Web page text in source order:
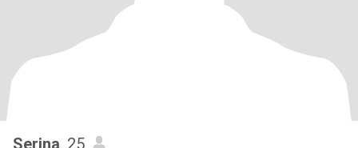
Serina, 25